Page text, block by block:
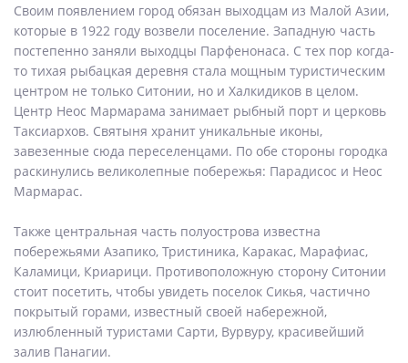
Своим появлением город обязан выходцам из Малой Азии,
которые в 1922 году возвели поселение. Западную часть
постепенно заняли выходцы Парфенонаса. С тех пор когда-
то тихая рыбацкая деревня стала мощным туристическим
центром не только Ситонии, но и Халкидиков в целом.
Центр Неос Мармарама занимает рыбный порт и церковь
Таксиархов. Святыня хранит уникальные иконы,
завезенные сюда переселенцами. По обе стороны городка
раскинулись великолепные побережья: Парадисос и Неос
Мармарас.
Также центральная часть полуострова известна
побережьями Азапико, Тристиника, Каракас, Марафиас,
Каламици, Криарици. Противоположную сторону Ситонии
стоит посетить, чтобы увидеть поселок Сикья, частично
покрытый горами, известный своей набережной,
излюбленный туристами Сарти, Вурвуру, красивейший
залив Панагии.